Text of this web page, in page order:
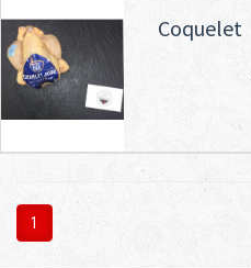
Coquelet
1